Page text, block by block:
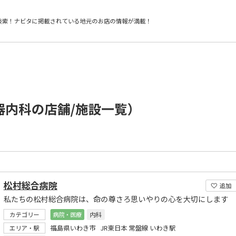
！ ナビタに掲載されている地元のお店の情報が満載！
科の店舗/施設一覧）
追加
松村総合病院
私たちの松村総合病院は、命の尊さろ思いやりの心を大切にします
カテゴリー 病院・医療
内科
エリア・駅
福島県いわき市 JR東日本 常盤線 いわき駅